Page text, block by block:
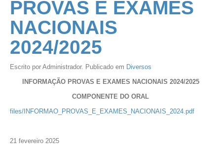
PROVAS E EXAMES
NACIONAIS
2024/2025
Escrito por Administrador. Publicado em Diversos
INFORMAÇÃO PROVAS E EXAMES NACIONAIS 2024/2025
COMPONENTE DO ORAL
files/INFORMAO_PROVAS_E_EXAMES_NACIONAIS_2024.pdf
21 fevereiro 2025